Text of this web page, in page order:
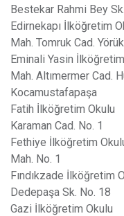
Bestekar Rahmi Bey
Edirnekapı İlköğretim
Mah. Tomruk Cad.
Eminali Yasin
Mah. Altımermer Cad.
Kocamustafapaşa
Fatih İlköğretim
Karaman Cad. No. 1
Fethiye İlköğretim
Mah. No. 1
Fındıkzade
Dedepaşa Sk. No. 18
Gazi İlköğretim